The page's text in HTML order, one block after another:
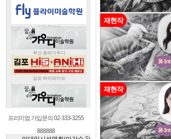
프리미엄 가입문의 02-333-3255
888888
🎤
재현작
🎤
재현작